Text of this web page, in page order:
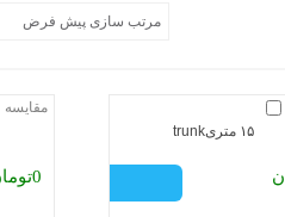
مقایسه
0تومان
۱۵ متریtrunk